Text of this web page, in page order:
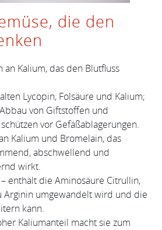
die den
an Kalium, das den Blutfluss
Lycopin, Folsäure und Kalium;
von Giftstoffen und
vor Gefäßablagerungen.
Kalium und Bromelain, das
abschwellend und
wirkt.
– enthält die Aminosäure Citrullin,
Arginin umgewandelt wird und die
kann.
Kaliumanteil macht sie zum